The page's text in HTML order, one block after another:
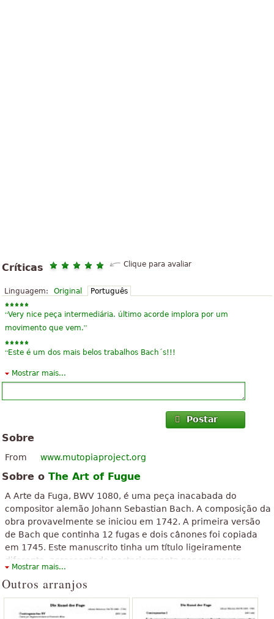
Críticas Clique para avaliar
Linguagem: Original Português
“Very nice peça intermediária. último acorde implora por um
movimento que vem.”
“Este é um dos mais belos trabalhos Bach´s!!!
Mostrar mais...
Postar
Sobre
From www.mutopiaproject.org
Sobre o The Art of Fugue
A Arte da Fuga, BWV 1080, é uma peça inacabada do
compositor alemão Johann Sebastian Bach. A composição da
obra provavelmente se iniciou em 1742. A primeira versão
de Bach que continha 12 fugas e dois cânones foi copiada
em 1745. Este manuscrito tinha um título ligeiramente
diferente, acrescentado posteriormente por seu genro,
Altnickol: Die Kunst der Fuga. A segunda versão da obra foi
publicada depois de sua morte em 1750, contendo 14 fugas
e quatro cânones. A obra demonstra o completo domínio de
Bach da mais complexa forma de expressão musical dentro
Mostrar mais...
Outros arranjos